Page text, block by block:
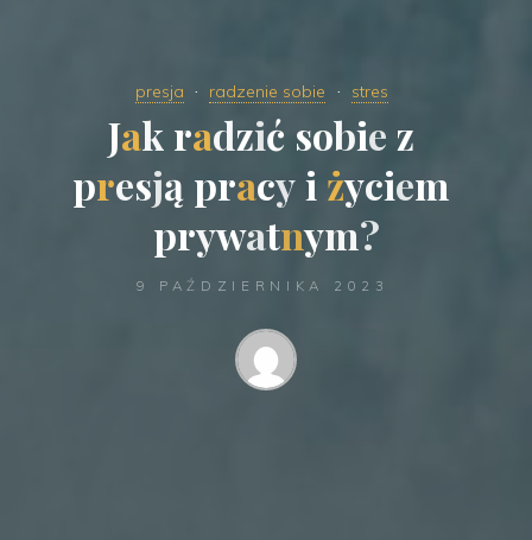
presja radzenie sobie stres
Jak radzić sobie z
presją pracyi życiem
prywatnym?
9 PAŹDZIERNIKA 2023